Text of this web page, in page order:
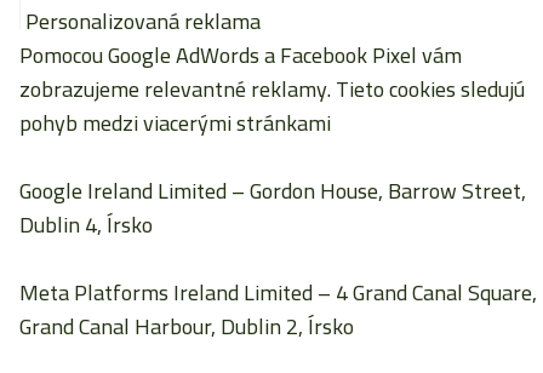
Personalizovaná reklama
Pomocou Google AdWords a Facebook Pixel vám
zobrazujeme relevantné reklamy. Tieto cookies sledujú
pohyb medzi viacerými stránkami
Google Ireland Limited– Gordon House, Barrow Street,
Dublin 4, Írsko
Meta Platforms Ireland Limited– 4 Grand Canal Square,
Grand Canal Harbour, Dublin 2, Írsko